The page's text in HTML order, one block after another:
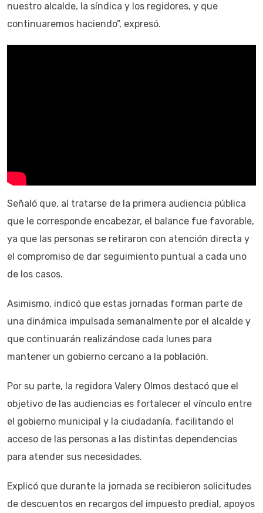
nuestro alcalde, la síndica y los regidores, y que
continuaremos haciendo”, expresó.
Señaló que, al tratarse de la primera audiencia pública
que le corresponde encabezar, el balance fue favorable,
ya que las personas se retiraron con atención directa y
el compromiso de dar seguimiento puntual a cada uno
de los casos.
Asimismo, indicó que estas jornadas forman parte de
una dinámica impulsada semanalmente por el alcalde y
que continuarán realizándose cada lunes para
mantener un gobierno cercano a la población.
Por su parte, la regidora Valery Olmos destacó que el
objetivo de las audiencias es fortalecer el vínculo entre
el gobierno municipal y la ciudadanía, facilitando el
acceso de las personas a las distintas dependencias
para atender sus necesidades.
Explicó que durante la jornada se recibieron solicitudes
de descuentos en recargos del impuesto predial, apoyos